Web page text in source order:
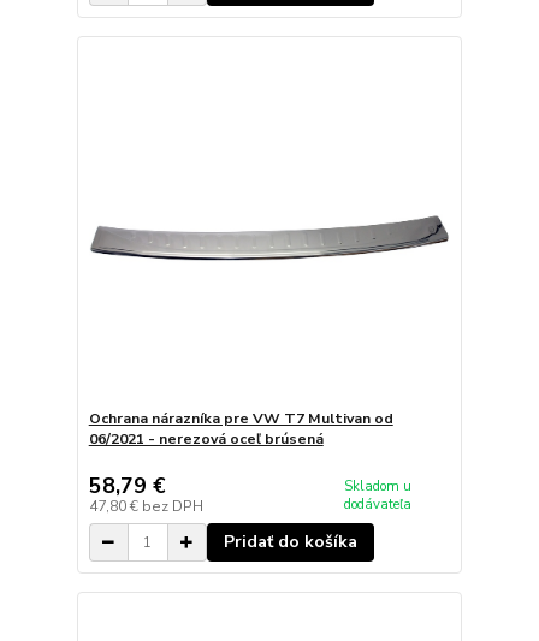
Ochrana nárazníka pre VW T7 Multivan od
06/2021 - nerezová oceľ brúsená
58,79 €
47,80 € bez DPH
Skladom u
dodávateľa
Pridať do košíka